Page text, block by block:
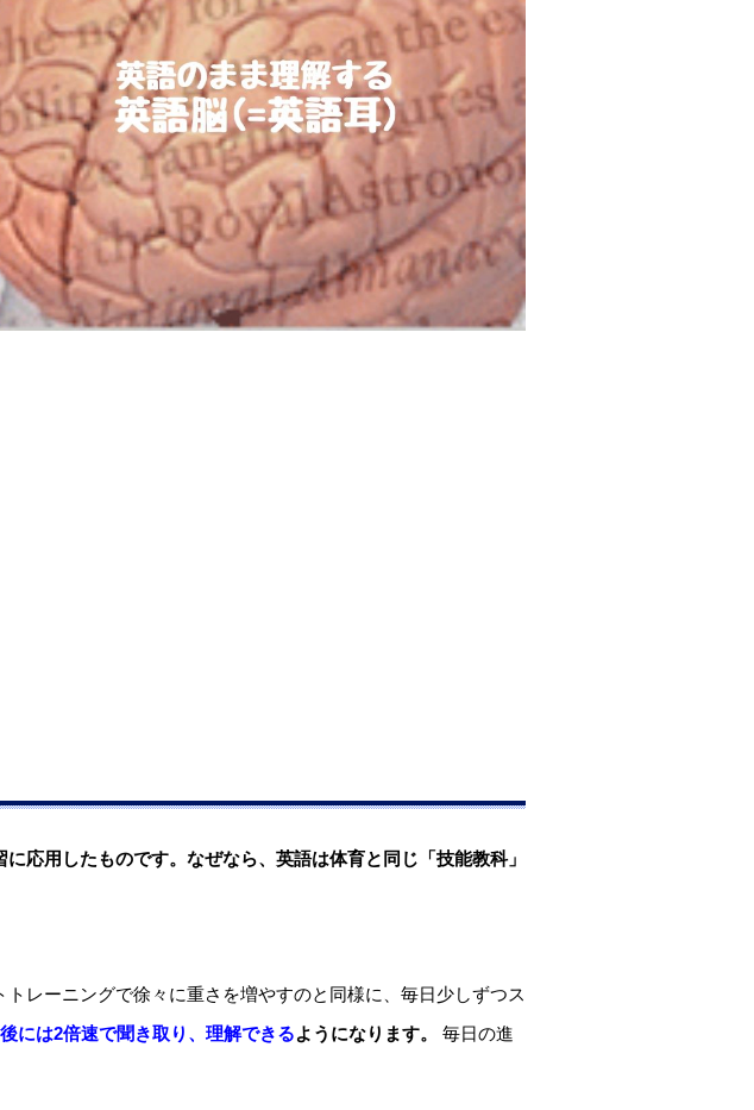
応用したものです。なぜなら、英語は体育と同じ「技能教科」
レーニングで徐々に重さを増やすのと同様に、毎日少しずつス
には2倍速で聞き取り、理解できるようになります。
毎日の進